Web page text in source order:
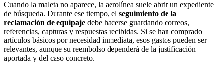
Cuando la maleta no aparece, la aerolínea suele abrir un expediente
de búsqueda. Durante ese tiempo, el seguimiento de la
reclamación de equipaje debe hacerse guardando correos,
referencias, capturas y respuestas recibidas. Si se han comprado
artículos básicos por necesidad inmediata, esos gastos pueden ser
relevantes, aunque su reembolso dependerá de la justificación
aportada y del caso concreto.